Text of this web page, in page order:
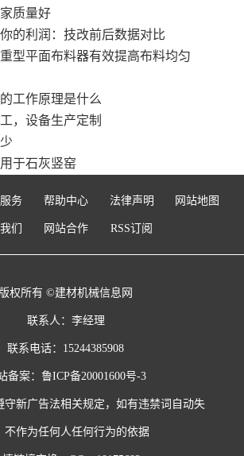
质量好
的利润：技改前后数据对比
型平面布料器有效提高布料均匀
工作原理是什么
，设备生产定制
于石灰竖窑
务 帮助中心 法律声明 网站地图
们 网站合作 RSS订阅
版权所有 ©建材机械信息网
联系人：李经理
联系电话：15244385908
备案： 鲁ICP备20001600号-3
守新广告法相关规定，如有违禁词自动失
不作为任何人任何行为的依据